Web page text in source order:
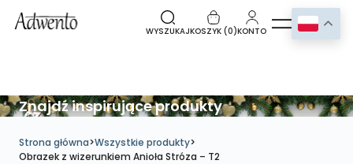
WYSZUKAJKOSZYK (0)KONTO
Znajdź inspirujące produkty
Strona główna>Wszystkie produkty>
Obrazek z wizerunkiem Anioła Stróza – T2